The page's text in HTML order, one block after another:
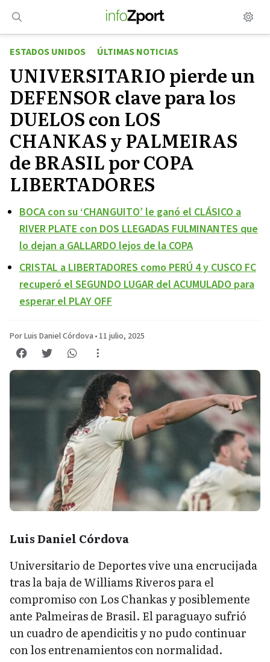
contenido
ESTADOS UNIDOS
ÚLTIMAS NOTICIAS
UNIVERSITARIO pierde un
DEFENSOR clave para los
DUELOS con LOS
CHANKAS y PALMEIRAS
de BRASIL por COPA
LIBERTADORES
BOCA con su ‘CHANGUITO’ le ganó el CLÁSICO a
RIVER PLATE con DOS LLEGADAS FULMINANTES que
lo dejan a GALLARDO lejos de la COPA
CRISTAL a LIBERTADORES como PERÚ 4 y CUSCO FC
recuperó el SEGUNDO LUGAR del ACUMULADO para
esperar el PLAY OFF
Por Luis Daniel Córdova • 11 julio, 2025
Luis Daniel Córdova
Universitario de Deportes vive una encrucijada
tras la baja de Williams Riveros para el
compromiso con Los Chankas y posiblemente
ante Palmeiras de Brasil. El paraguayo sufrió
un cuadro de apendicitis y no pudo continuar
con los entrenamientos con normalidad.